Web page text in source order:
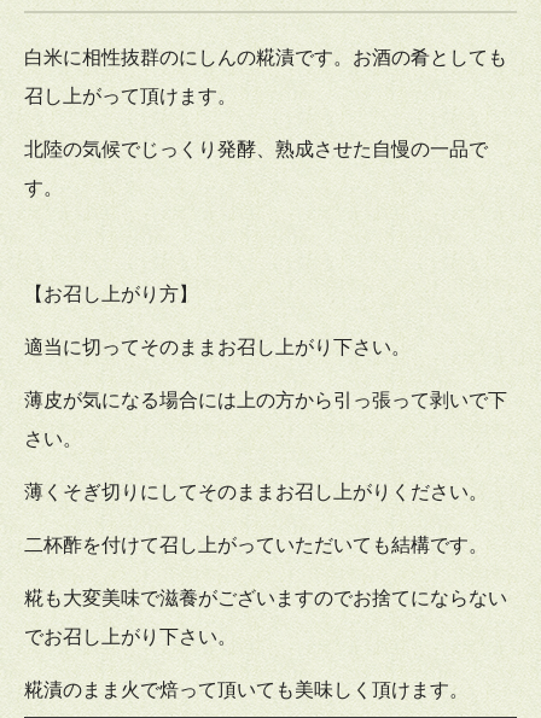
白米に相性抜群のにしんの糀漬です。お酒の肴としても
召し上がって頂けます。
北陸の気候でじっくり発酵、熟成させた自慢の一品で
す。
【お召し上がり方】
適当に切ってそのままお召し上がり下さい。
薄皮が気になる場合には上の方から引っ張って剥いで下
さい。
薄くそぎ切りにしてそのままお召し上がりください。
二杯酢を付けて召し上がっていただいても結構です。
糀も大変美味で滋養がございますのでお捨てにならない
でお召し上がり下さい。
糀漬のまま火で焙って頂いても美味しく頂けます。